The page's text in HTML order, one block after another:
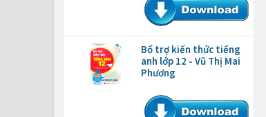
Bổ trợ kiến thức tiếng
anh lớp 12 - Vũ Thị Mai
Phương